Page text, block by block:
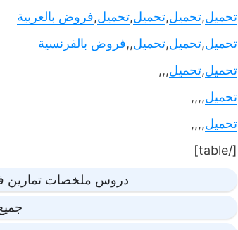
تحميل,تحميل,تحميل,تحميل,فروض بالعربية
تحميل,تحميل,تحميل,,فروض بالفرنسية
تحميل,تحميل,,,
تحميل,,,,
تحميل,,,,
[/table]
دروس ملخصات تمارين في